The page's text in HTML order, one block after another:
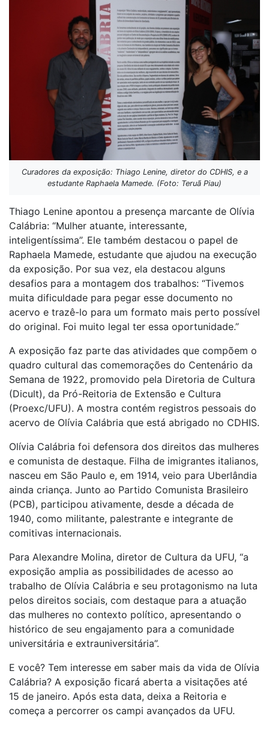
Curadores da exposição: Thiago Lenine, diretor do CDHIS, e a
estudante Raphaela Mamede. (Foto: Teruã Piau)
Thiago Lenine apontou a presença marcante de Olívia
Calábria: “Mulher atuante, interessante,
inteligentíssima”. Ele também destacou o papel de
Raphaela Mamede, estudante que ajudou na execução
da exposição. Por sua vez, ela destacou alguns
desafios para a montagem dos trabalhos: “Tivemos
muita dificuldade para pegar esse documento no
acervo e trazê-lo para um formato mais perto possível
do original. Foi muito legal ter essa oportunidade.”
A exposição faz parte das atividades que compõem o
quadro cultural das comemorações do Centenário da
Semana de 1922, promovido pela Diretoria de Cultura
(Dicult), da Pró-Reitoria de Extensão e Cultura
(Proexc/UFU). A mostra contém registros pessoais do
acervo de Olívia Calábria que está abrigado no CDHIS.
Olívia Calábria foi defensora dos direitos das mulheres
e comunista de destaque. Filha de imigrantes italianos,
nasceu em São Paulo e, em 1914, veio para Uberlândia
ainda criança. Junto ao Partido Comunista Brasileiro
(PCB), participou ativamente, desde a década de
1940, como militante, palestrante e integrante de
comitivas internacionais.
Para Alexandre Molina, diretor de Cultura da UFU, “a
exposição amplia as possibilidades de acesso ao
trabalho de Olívia Calábria e seu protagonismo na luta
pelos direitos sociais, com destaque para a atuação
das mulheres no contexto político, apresentando o
histórico de seu engajamento para a comunidade
universitária e extrauniversitária”.
E você? Tem interesse em saber mais da vida de Olívia
Calábria? A exposição ficará aberta a visitações até
15 de janeiro. Após esta data, deixa a Reitoria e
começa a percorrer os campi avançados da UFU.